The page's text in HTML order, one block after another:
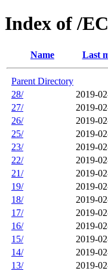
Index of /
Name Last
Parent Directory
28/
2019-
27/
2019-
26/
2019-
25/
2019-
23/
2019-
22/
2019-
21/
2019-
19/
2019-
18/
2019-
17/
2019-
16/
2019-
15/
2019-
14/
2019-
13/
2019-